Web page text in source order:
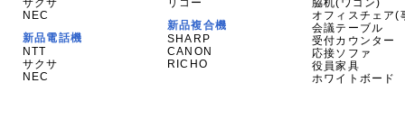
サクサ
NEC
新品電話機
NTT
サクサ
NEC
リコー
新品複合機
SHARP
CANON
RICHO
脇机(ワゴン)
オフィスチェア(
会議テーブル
受付カウンター
応接ソファ
役員家具
ホワイトボード